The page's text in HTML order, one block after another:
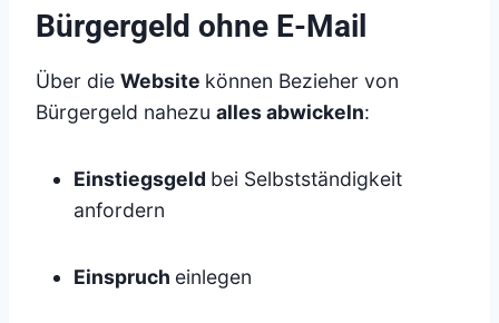
Bürgergeld ohne E-Mail
Über die Website können Bezieher von
Bürgergeld nahezu alles abwickeln:
Einstiegsgeld bei Selbstständigkeit
anfordern
Einspruch einlegen